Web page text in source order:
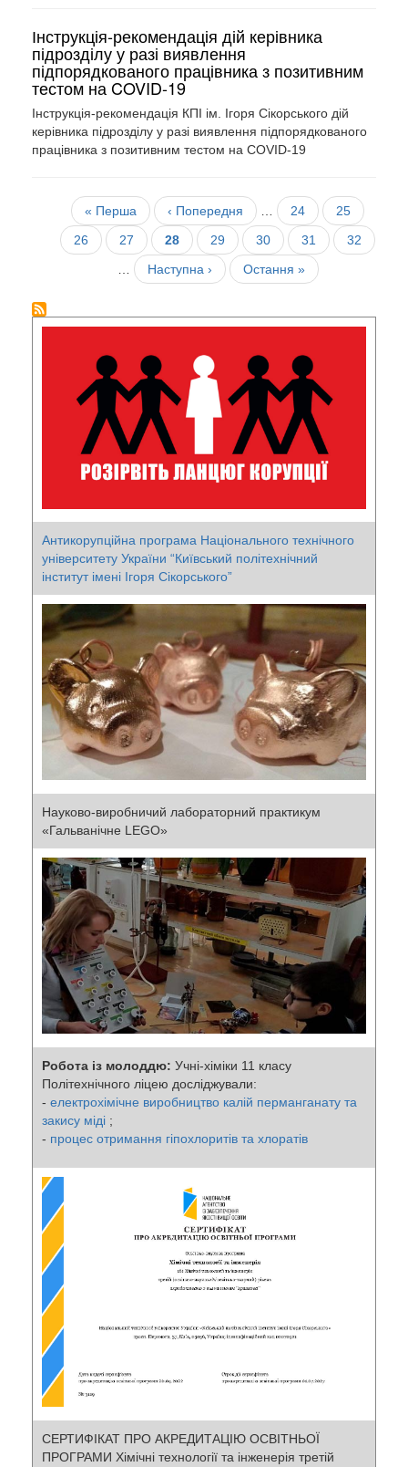
Інструкція-рекомендація дій керівника
підрозділу у разі виявлення
підпорядкованого працівника з позитивним
тестом на COVID-19
Інструкція-рекомендація КПІ ім. Ігоря Сікорського дій
керівника підрозділу у разі виявлення підпорядкованого
працівника з позитивним тестом на COVID-19
Розбивка
сторінки
Перша
сторінка
« Перша
Попередня
сторінка
‹ Попередня … Сторінка
24 Сторінка
25
Сторінка
26 Сторінка
27
Поточна
сторінка
28 Сторінка
29 Сторінка
30 Сторінка
31 Сторінка
32
…
Наступна
сторінка
Наступна ›
Остання
сторінка
Остання »
Антикорупційна програма Національного технічного
університету України “Київський політехнічний
інститут імені Ігоря Сікорського”
Науково-виробничий лабораторний практикум
«Гальванічне LEGO»
Робота із молоддю: Учні-хіміки 11 класу
Політехнічного ліцею досліджували:
- електрохімічне виробництво калій перманганату та
закису міді ;
- процес отримання гіпохлоритів та хлоратів
СЕРТИФІКАТ ПРО АКРЕДИТАЦІЮ ОСВІТНЬОЇ
ПРОГРАМИ Хімічні технології та інженерія третій